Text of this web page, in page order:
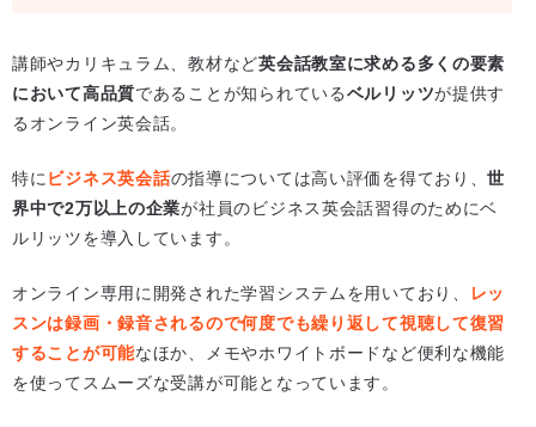
講師やカリキュラム、教材など英会話教室に求める多くの要素
において高品質であることが知られているベルリッツが提供す
るオンライン英会話。
特に ビジネス英会話の指導については高い評価を得ており、世
界中で2万以上の企業が社員のビジネス英会話習得のためにベ
ルリッツを導入しています。
オンライン専用に開発された学習システムを用いており、
レッ
スンは録画・録音されるので何度でも繰り返して視聴して復習
することが可能なほか、メモやホワイトボードなど便利な機能
を使ってスムーズな受講が可能となっています。